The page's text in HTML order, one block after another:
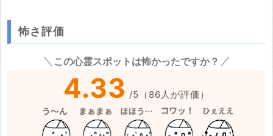
※心霊体験談や怖い話はコメント欄での投稿をお願いします。
怖さ評価
この心霊スポットは怖かったですか？
4.33 /5 （ 86人が評価）